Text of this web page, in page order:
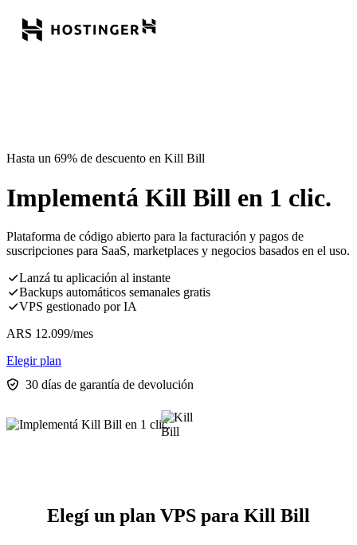
Hasta un 69% de descuento en Kill Bill
Implementá Kill Bill en 1 clic.
Plataforma de código abierto para la facturación y pagos de
suscripciones para SaaS, marketplaces y negocios basados en el uso.
Lanzá tu aplicación al instante
Backups automáticos semanales gratis
VPS gestionado por IA
ARS 12.099/mes
Elegir plan
30 días de garantía de devolución
Elegí un plan VPS para Kill Bill